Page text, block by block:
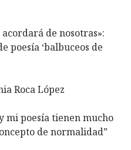
de nosotras»:
poesía ‘balbuceos de
Roca López
mi poesía tienen mucho
de normalidad”